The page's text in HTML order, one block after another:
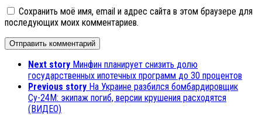
Сохранить моё имя, email и адрес сайта в этом браузере для
последующих моих комментариев.
Next story Минфин планирует снизить долю
государственных ипотечных программ до 30 процентов
Previous story На Украине разбился бомбардировщик
Су-24М: экипаж погиб, версии крушения расходятся
(ВИДЕО)